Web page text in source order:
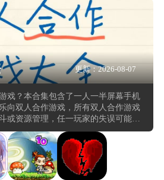
更新：2026-08-07
戏？本合集包含了一人一半屏幕手机
向双人合作游戏，所有双人合作游戏
或资源管理，任一玩家的失误可能导
游戏通常设置共享生命池或复活机
在限定时间内救援。角色分工常见于
引火力另一人负责输出，或一人解谜
数作品支持同屏分屏或在线联机，并
通道。这类欢乐向双人合作游戏不强